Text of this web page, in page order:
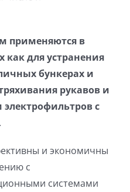
применяются в
как для устранения
бункерах и
рукавов и
с
.
и экономичны
с
системами